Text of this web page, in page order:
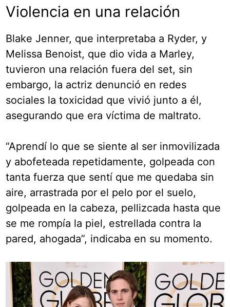
Violencia en una relación
Blake Jenner, que interpretaba a Ryder, y
Melissa Benoist, que dio vida a Marley,
tuvieron una relación fuera del set, sin
embargo, la actriz denunció en redes
sociales la toxicidad que vivió junto a él,
asegurando que era víctima de maltrato.
“Aprendí lo que se siente al ser inmovilizada
y abofeteada repetidamente, golpeada con
tanta fuerza que sentí que me quedaba sin
aire, arrastrada por el pelo por el suelo,
golpeada en la cabeza, pellizcada hasta que
se me rompía la piel, estrellada contra la
pared, ahogada”, indicaba en su momento.